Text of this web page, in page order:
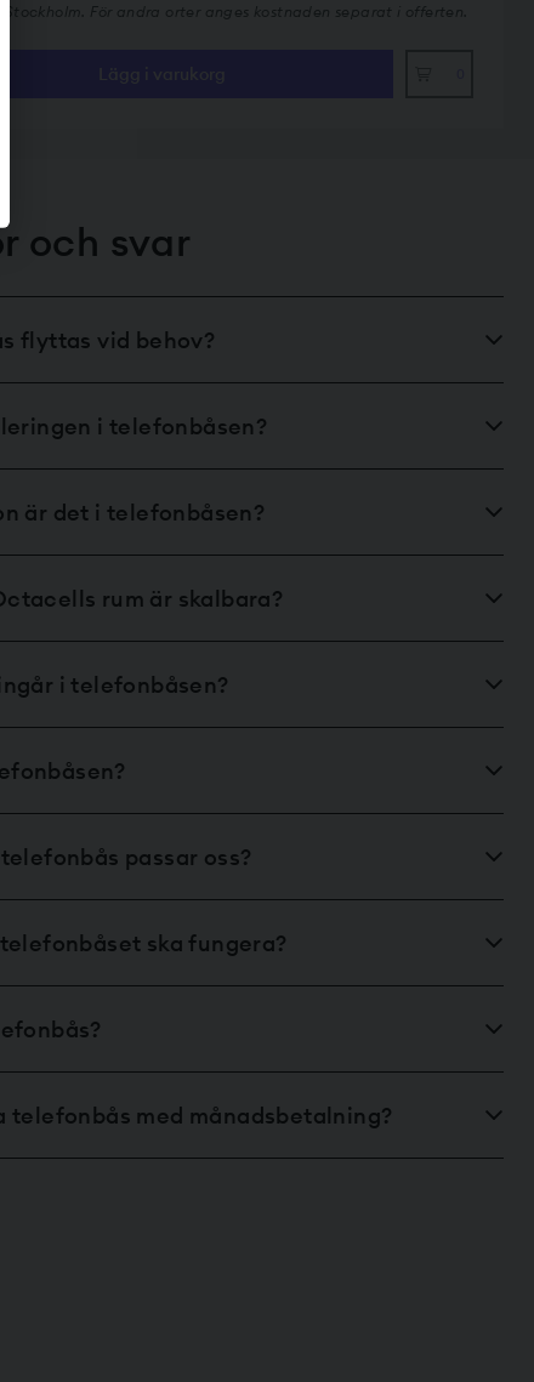
För andra orter anges kostnaden separat i offerten.
och svar
flyttas vid behov?
i telefonbåsen?
är det i telefonbåsen?
rum är skalbara?
i telefonbåsen?
passar oss?
ska fungera?
telefonbås med månadsbetalning?